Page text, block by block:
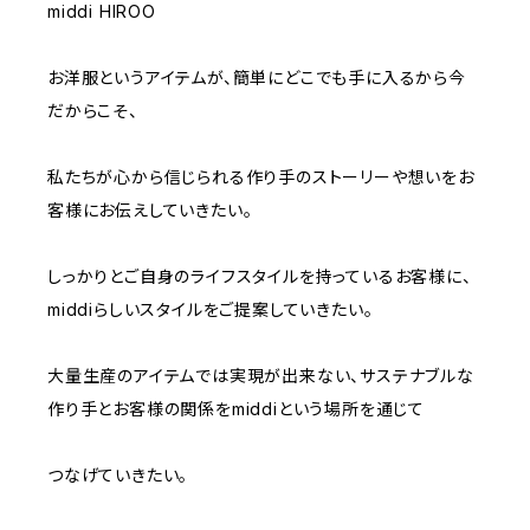
middi HIROO
お洋服というアイテムが、簡単にどこでも手に入るから今
だからこそ、
私たちが心から信じられる作り手のストーリーや想いをお
客様にお伝えしていきたい。
しっかりとご自身のライフスタイルを持っているお客様に、
middiらしいスタイルをご提案していきたい。
大量生産のアイテムでは実現が出来ない、サステナブルな
作り手とお客様の関係をmiddiという場所を通じて
つなげていきたい。